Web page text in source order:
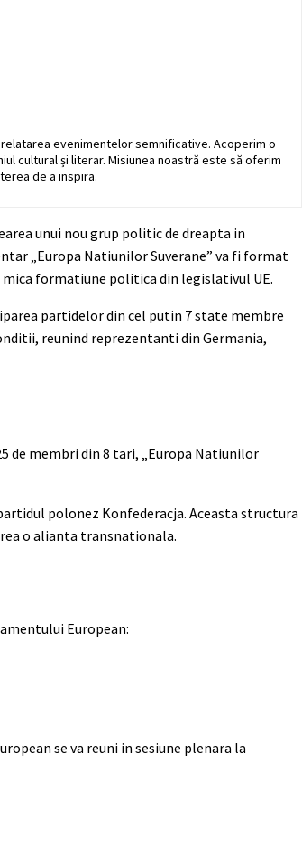
evenimentelor semnificative. Acoperim o
cultural și literar. Misiunea noastră este să oferim
de a inspira.
unui nou grup politic de dreapta in
„Europa Natiunilor Suverane” va fi format
formatiune politica din legislativul UE.
partidelor din cel putin 7 state membre
reunind reprezentanti din Germania,
de membri din 8 tari, „Europa Natiunilor
polonez Konfederacja. Aceasta structura
o alianta transnationala.
European:
se va reuni in sesiune plenara la